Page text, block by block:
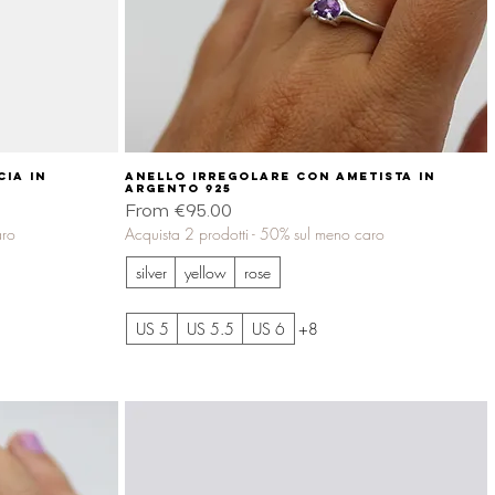
in
Quick View
Anello irregolare con ametista in
argento 925
From €95.00
Sale Price
Acquista 2 prodotti - 50% sul meno caro
silver
yellow rose
US 5 US 5.5 US 6 +8